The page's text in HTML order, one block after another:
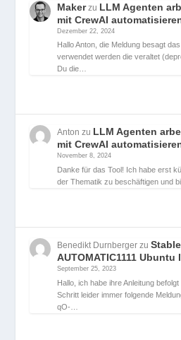
Makerzu LLM Agenten
mit CrewAI
Dezember 22, 2024
Hallo Anton, die Meldung besagt
verwendet werden die veraltet
Du die…
Anton zu LLM Agenten
mit CrewAI
November 8, 2024
Danke für das Tool! Ich habe erst
der Thematik zu beschäftigen und
Benedikt Durnberger zu
AUTOMATIC1111
September 25, 2023
Hallo, ich habe ihre Anleitung
Schritt leider immer folgende
qO-…